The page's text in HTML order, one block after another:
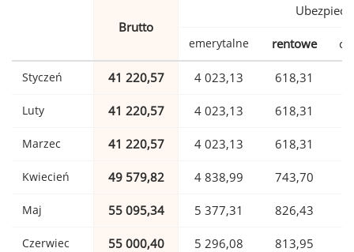
Brutto
emerytalne rentowe
Styczeń 41 220,57 4 023,13 618,31
Luty 41 220,57 4 023,13 618,31
Marzec 41 220,57 4 023,13 618,31
Kwiecień 49 579,82 4 838,99 743,70
Maj 55 095,34 5 377,31 826,43
Czerwiec 55 000,40 5 296,08 813,95